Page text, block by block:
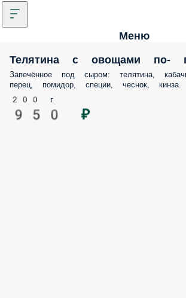
Меню
Телятина с овощами по-
Запечённое под сыром: телятина,
перец, помидор, специи, чеснок, кинза.
200 г.
950 ₽